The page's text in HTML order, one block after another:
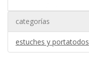
categorías
estuches y portatodos